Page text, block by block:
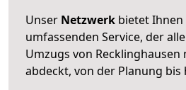
Unser Netzwerk bietet Ihnen
umfassenden Service, der
Umzugs von
abdeckt, von der Planung